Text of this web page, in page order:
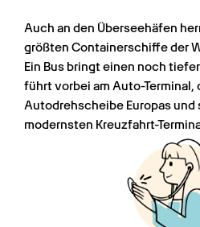
Auch an den Überseehäfen
größten Containerschiffe der
Ein Bus bringt einen noch
führt vorbei am Auto-Terminal,
Autodrehscheibe Europas und
modernsten Kreuzfahrt-